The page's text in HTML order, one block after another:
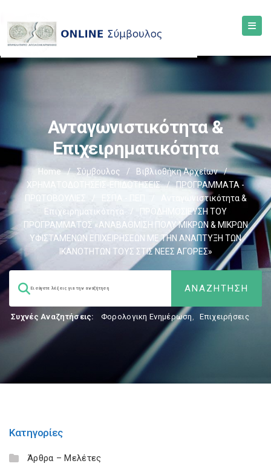
Ανταγωνιστικότητα &
Επιχειρηματικότητα
Home / Σύμβουλος / Βιβλιοθήκη Αρχείων
/
ΧΡΗΜΑΤΟΔΟΤΗΣΕΙΣ-ΕΠΙΔΟΤΗΣΕΙΣ
/
ΠΡΟΓΡΑΜΜΑΤΑ -
ΠΡΩΤΟΒΟΥΛΙΕΣ
ΕΣΠΑ - ΠΕΠ
Ανταγωνιστικότητα &
Επιχειρηματικότητα
/
ΠΡΟΔΗΜΟΣΙΕΥΣΗ ΤΟΥ
ΠΡΟΓΡΑΜΜΑΤΟΣ «ΑΝΑΒΑΘΜΙΣΗ ΠΟΛΥ ΜΙΚΡΩΝ & ΜΙΚΡΩΝ
ΥΦΙΣΤΑΜΕΝΩΝ ΕΠΙΧΕΙΡΗΣΕΩΝ ΜΕ ΤΗΝ ΑΝΑΠΤΥΞΗ ΤΩΝ
ΙΚΑΝΟΤΗΤΩΝ ΤΟΥΣ ΣΤΙΣ ΝΕΕΣ ΑΓΟΡΕΣ»
Συχνές Αναζητήσεις: Φορολογικη Ενημέρωση, Επιχειρήσεις
Κατηγορίες
Άρθρα – Μελέτες